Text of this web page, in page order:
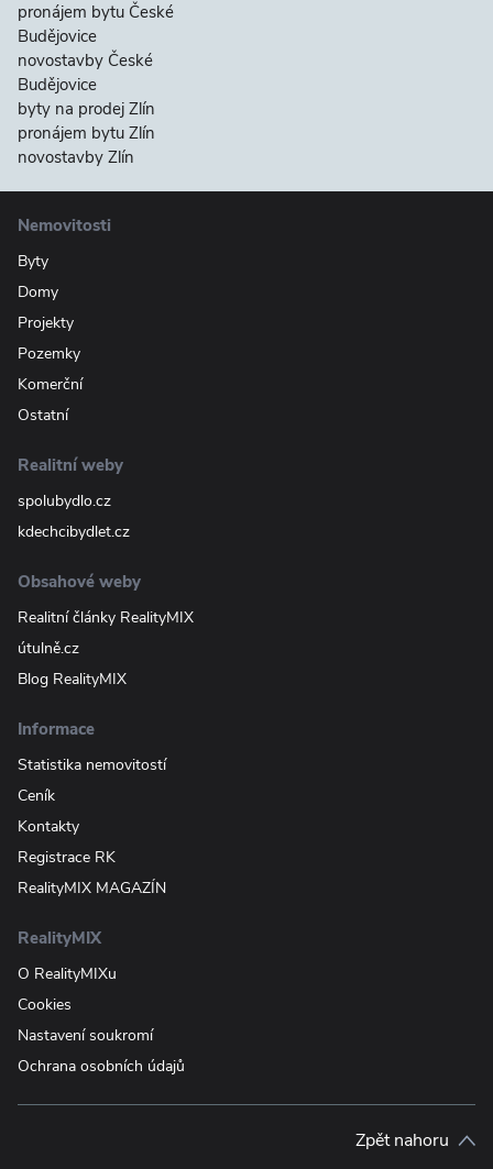
pronájem bytu České
Budějovice
novostavby České
Budějovice
byty na prodej Zlín
pronájem bytu Zlín
novostavby Zlín
Nemovitosti
Byty
Domy
Projekty
Pozemky
Komerční
Ostatní
Realitní weby
spolubydlo.cz
kdechcibydlet.cz
Obsahové weby
Realitní články RealityMIX
útulně.cz
Blog RealityMIX
Informace
Statistika nemovitostí
Ceník
Kontakty
Registrace RK
RealityMIX MAGAZÍN
RealityMIX
O RealityMIXu
Cookies
Nastavení soukromí
Ochrana osobních údajů
Zpět nahoru